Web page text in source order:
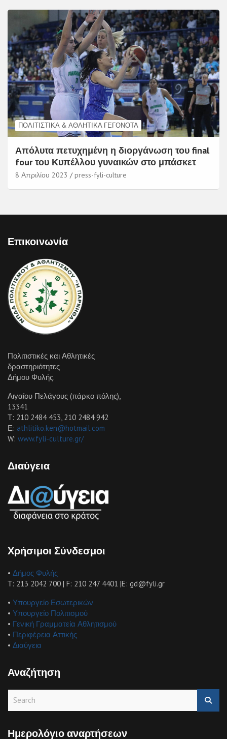
ΠΟΛΙΤΙΣΤΙΚΆ & ΑΘΛΗΤΙΚΆ ΓΕΓΟΝΌΤΑ
Απόλυτα πετυχημένη η διοργάνωση του final
four του Κυπέλλου γυναικών στο μπάσκετ
8 Απριλίου 2023 press-fyli-culture
Επικοινωνία
Πολιτιστικές και Αθλητικές
δραστηριότητες
Δήμου Φυλής.
Αιγαίου Πελάγους (πάρκο πόλης),
13341
Τ: 210 2484 453, 210 2484 942
Ε: athlitiko.ken@hotmail.com
W: www.fyli-culture.gr/
Διαύγεια
Χρήσιμοι Σύνδεσμοι
• Δήμος Φυλής
Τ: 213 2042 700 | F: 210 247 4401 |E: gd@fyli.gr
• Υπουργείο Εσωτερικών
• Υπουργείο Πολιτισμού
• Γενική Γραμματεία Αθλητισμού
• Περιφέρεια Αττικής
• Διαύγεια
Αναζήτηση
Ημερολόγιο αναρτήσεων